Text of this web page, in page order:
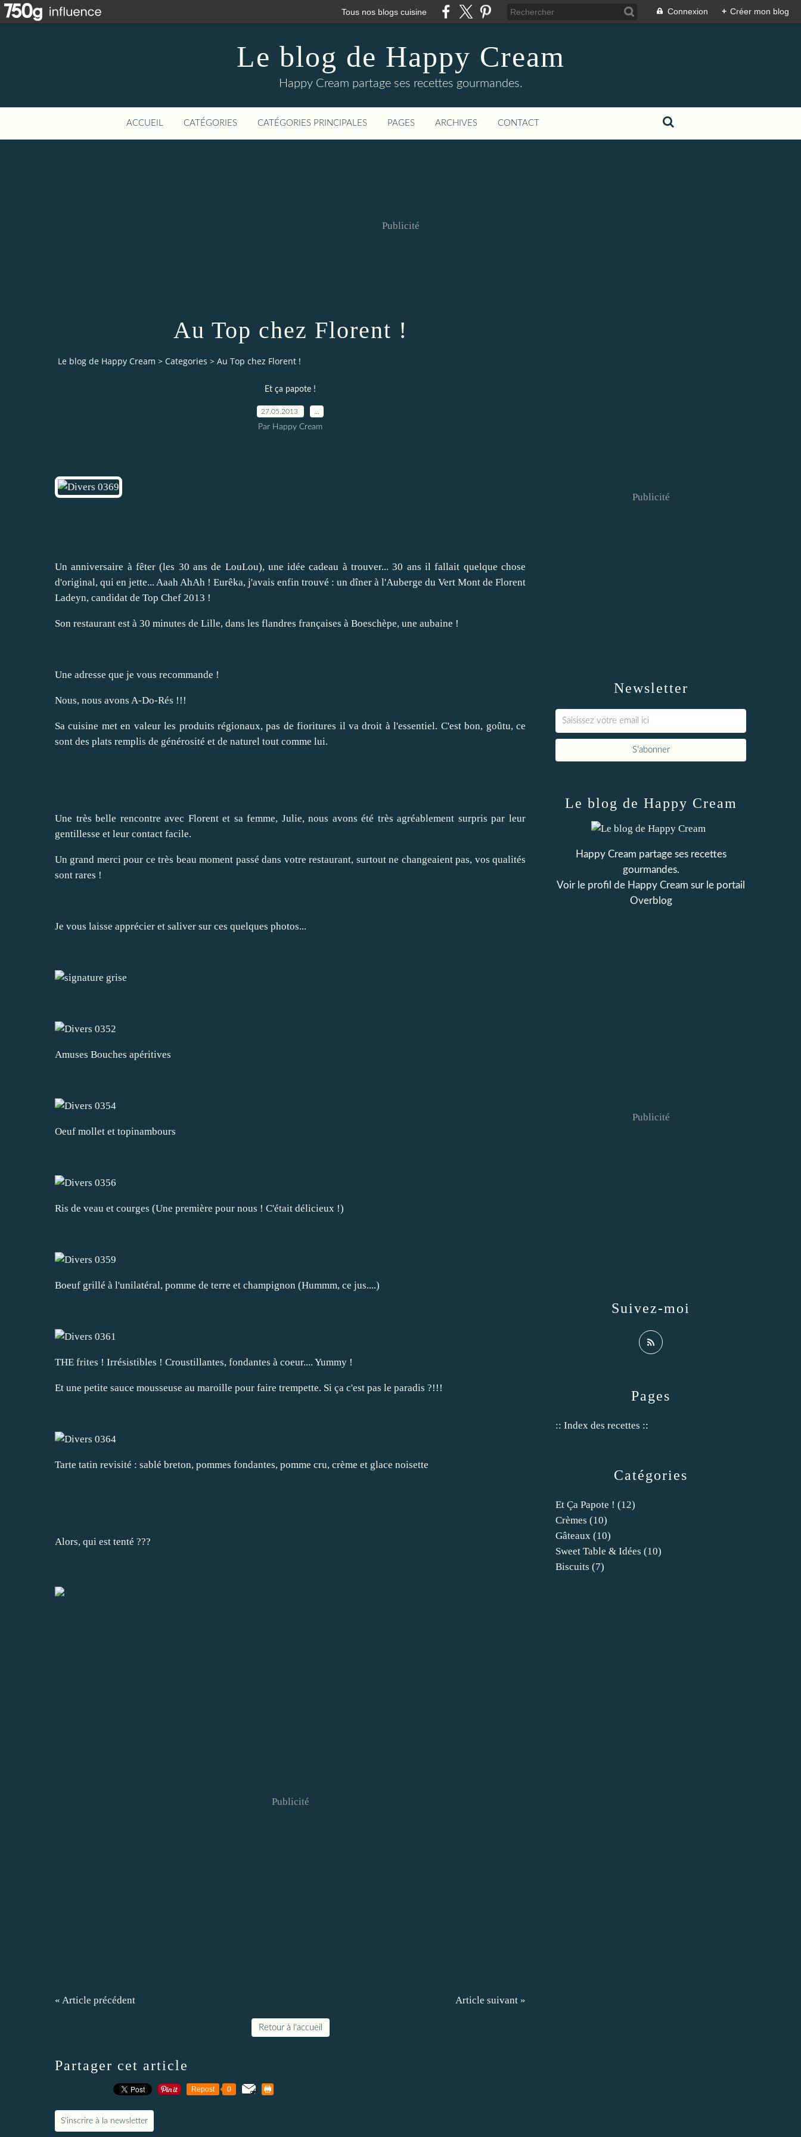
Tous nos blogs cuisine Connexion + Créer mon blog
Le blog de Happy Cream
Happy Cream partage ses recettes gourmandes.
ACCUEIL CATÉGORIES CATÉGORIES PRINCIPALES PAGES ARCHIVES CONTACT
Publicité
Au Top chez Florent !
Le blog de Happy Cream > Categories > Au Top chez Florent !
Et ça papote !
27.05.2013
Par Happy Cream
Un anniversaire à fêter (les 30 ans de LouLou), une idée cadeau à trouver... 30 ans il fallait quelque chose
d'original, qui en jette... Aaah AhAh ! Eurêka, j'avais enfin trouvé : un dîner à l'Auberge du Vert Mont de Florent
Ladeyn, candidat de Top Chef 2013 !
Son restaurant est à 30 minutes de Lille, dans les flandres françaises à Boeschèpe, une aubaine !
Une adresse que je vous recommande !
Nous, nous avons A-Do-Rés !!!
Sa cuisine met en valeur les produits régionaux, pas de fioritures il va droit à l'essentiel. C'est bon, goûtu, ce
sont des plats remplis de générosité et de naturel tout comme lui.
Une très belle rencontre avec Florent et sa femme, Julie, nous avons été très agréablement surpris par leur
gentillesse et leur contact facile.
Un grand merci pour ce très beau moment passé dans votre restaurant, surtout ne changeaient pas, vos qualités
sont rares !
Je vous laisse apprécier et saliver sur ces quelques photos...
Amuses Bouches apéritives
Oeuf mollet et topinambours
Ris de veau et courges (Une première pour nous ! C'était délicieux !)
Boeuf grillé à l'unilatéral, pomme de terre et champignon (Hummm, ce jus....)
THE frites ! Irrésistibles ! Croustillantes, fondantes à coeur.... Yummy !
Et une petite sauce mousseuse au maroille pour faire trempette. Si ça c'est pas le paradis ?!!!
Tarte tatin revisité : sablé breton, pommes fondantes, pomme cru, crème et glace noisette
Alors, qui est tenté ???
Publicité
« Article précédent Article suivant »
Retour à l'accueil
Partager cet article
Repost 0
S'inscrire à la newsletter
Newsletter
Publicité
Catégories
Et Ça Papote ! (12)
Crèmes (10)
Gâteaux (10)
Sweet Table & Idées (10)
Biscuits (7)
Pages
:: Index des recettes ::
Le blog de Happy Cream
Happy Cream partage ses recettes
gourmandes.
Voir le profil de Happy Cream sur le portail
Overblog
Suivez-moi
Publicité